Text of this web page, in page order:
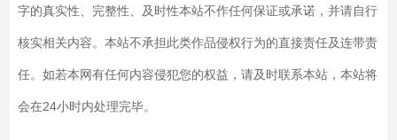
字的真实性、完整性、及时性本站不作任何保证或承诺，并请自行
核实相关内容。本站不承担此类作品侵权行为的直接责任及连带责
任。如若本网有任何内容侵犯您的权益，请及时联系本站，本站将
会在24小时内处理完毕。